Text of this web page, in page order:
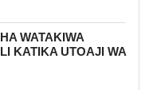
WATAKIWA
KATIKA UTOAJI WA